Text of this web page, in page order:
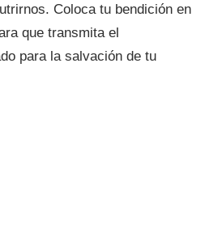
Coloca tu bendición en
que transmita el
para la salvación de tu